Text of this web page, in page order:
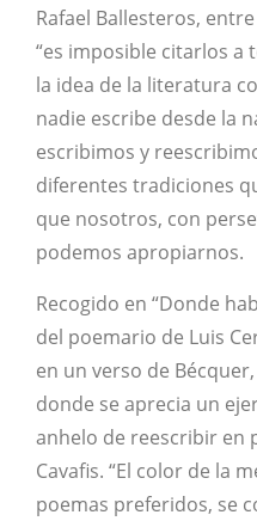
Rafael Ballesteros,
“es imposible citarlos a
la idea de la literatura
nadie escribe desde la
escribimos y
diferentes tradiciones
que nosotros, con
podemos apropiarnos.
Recogido en “Donde
del poemario de Luis
en un verso de
donde se aprecia un
anhelo de reescribir en
Cavafis. “El color de la
poemas preferidos, se